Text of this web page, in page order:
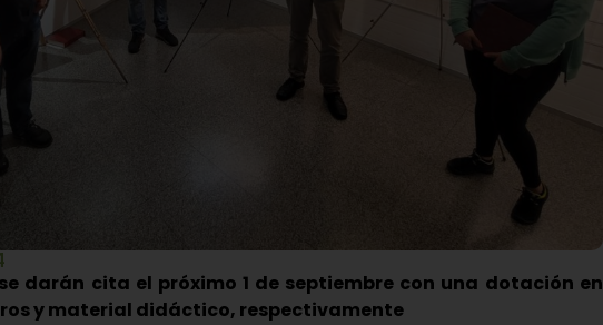
darán cita el próximo 1 de septiembre con una dotación en
y material didáctico, respectivamente